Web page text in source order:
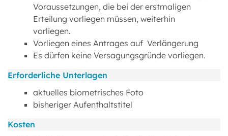
Voraussetzungen, die bei der erstmaligen
Erteilung vorliegen müssen, weiterhin
vorliegen.
Vorliegen eines Antrages auf Verlängerung
Es dürfen keine Versagungsgründe vorliegen.
Erforderliche Unterlagen
aktuelles biometrisches Foto
bisheriger Aufenthaltstitel
Kosten